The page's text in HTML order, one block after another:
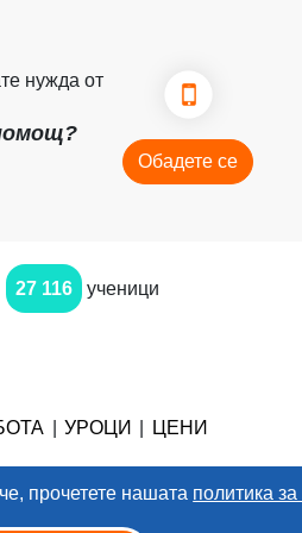
прочетете нашата политика за
нужда от
Обадете се
27 116 ученици
УРОЦИ ЦЕНИ